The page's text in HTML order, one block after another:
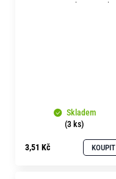
pevnost 5.8 bez povrchu
Skladem
(3 ks)
3,51 Kč KOUPIT